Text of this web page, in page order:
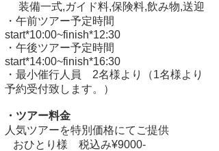
装備一式,ガイド料,保険料,飲み物,送迎
・午前ツアー予定時間
start*10:00~finish*12:30
・午後ツアー予定時間
start*14:00~finish*16:30
・最小催行人員 2名様より（1名様より
予約受付致します。）
・ツアー料金
人気ツアーを特別価格にてご提供
​ おひとり様 税込み¥9000-